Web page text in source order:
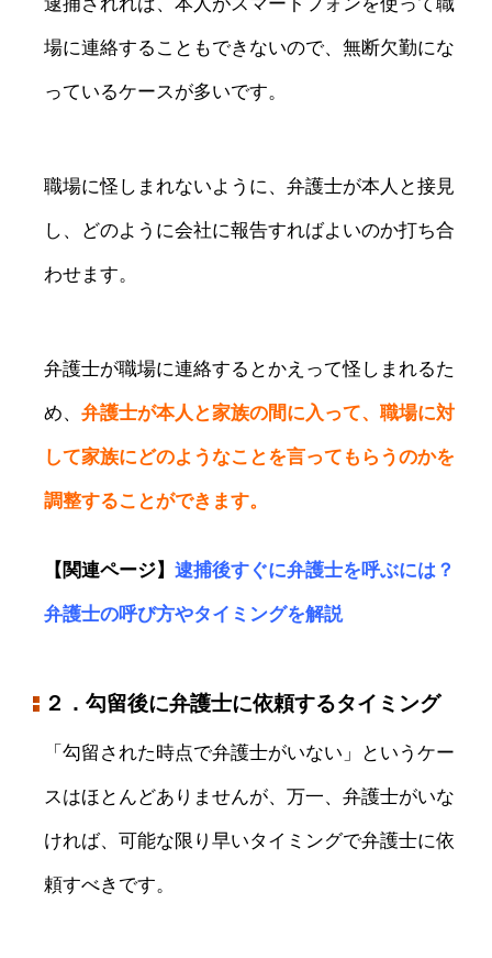
場に連絡することもできないので、無断欠勤にな
っているケースが多いです。
職場に怪しまれないように、弁護士が本人と接見
し、どのように会社に報告すればよいのか打ち合
わせます。
弁護士が職場に連絡するとかえって怪しまれるた
め、 弁護士が本人と家族の間に入って、職場に対
して家族にどのようなことを言ってもらうのかを
調整することができます。
【関連ページ】 逮捕後すぐに弁護士を呼ぶには？
弁護士の呼び方やタイミングを解説
２．勾留後に弁護士に依頼するタイミング
「勾留された時点で弁護士がいない」というケー
スはほとんどありませんが、万一、弁護士がいな
ければ、可能な限り早いタイミングで弁護士に依
頼すべきです。